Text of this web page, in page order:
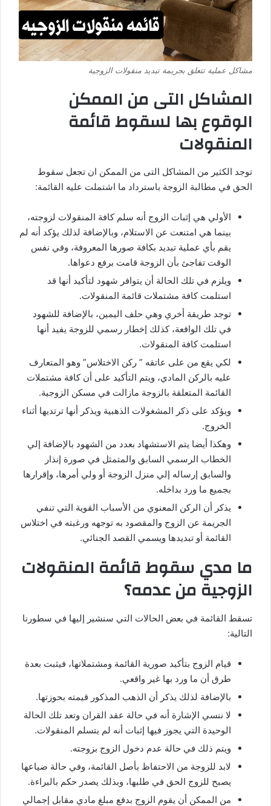
مشاكل عملية تتعلق بجريمة تبديد منقولات الزوجية
المشاكل التى من الممكن
الوقوع بها لسقوط قائمة
المنقولات
توجد الكثير من المشاكل التى من الممكن ان تجعل سقوط
الحق في مطالبة الزوجة باسترداد ما اشتملت عليه القائمة:
الأولي هي إثبات الزوج أنه سلم كافة المنقولات لزوجته،
بينما هي امتنعت عن الاستلام، وبالإضافة لذلك يؤكد أنه لم
يقم بأي عملية تبديد بكافة صورها المعروفة، وفي نفس
الوقت تفاجئ بأن الزوجة قامت برفع دعواها.
ويلزم في تلك الحالة أن يتوافر شهود لتأكيد أنها قد
استلمت كافة مشتملات قائمة المنقولات.
توجد طريقة أخري وهي حلف اليمين، بالإضافة للشهود
في تلك الواقعة، كذلك إخطار رسمي للزوجة يفيد أنها
استلمت كافة المنقولات.
لكي يقع من على عاتقه ” ركن الاختلاس” وهو المتعارف
عليه بالركن المادي، ويتم التأكيد على أن كافة مشتملات
القائمة المتعلقة بالزوجة مازالت في مسكن الزوجية.
ويؤكد على ذكر المشغولات الذهبية ويذكر أنها ترتديها أثناء
الخروج.
وهكذا أيضا يتم الاستشهاد بعدد من الشهود بالإضافة إلي
الخطاب الرسمي السابق والمتمثل في صورة إنذار
والسابق إرساله إلي منزل الزوجة أو ولي أمرها، وإقرارها
بجميع ما ورد بداخله.
يذكر أن الركن المعنوي من الأسباب القوية التي تنفي
الجريمة عن الزوج والمقصود به توجهه ورغبته في اختلاس
القائمة أو تبديدها ويسمي القصد الجنائي.
ما مدي سقوط قائمة المنقولات
الزوجية من عدمه؟
تسقط القائمة في بعض الحالات التي سنشير إليها في سطورنا
التالية:
قيام الزوج بتأكيد صورية القائمة ومشتملاتها، فيثبت بعدة
طرق أن ما ورد بها غير واقعي.
بالإضافة لذلك يذكر أن الذهب المذكور قيمته بحوزتها.
لا ننسي الإشارة أنه في حالة عقد القران وتعد تلك الحالة
الوحيدة التي يجوز فيها إثبات أنه لم يتسلم المنقولات.
ويتم ذلك في حالة عدم دخول الزوج بزوجته.
لابد للزوجة من الاحتفاظ بأصل القائمة، وفي حالة ضياعها
يصبح للزوج الحق في طلبها، وبذلك يصدر حكم بالبراءة.
من الممكن أن يقوم الزوج بدفع مبلغ مادي مقابل إجمالي